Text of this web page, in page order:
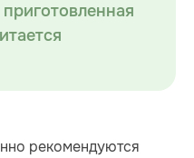
рекомендуются